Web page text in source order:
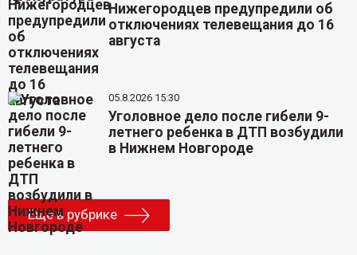
Нижегородцев предупредили об
отключениях телевещания до 16
августа
05.8.2026 15:30
Уголовное дело после гибели 9-
летнего ребенка в ДТП возбудили
в Нижнем Новгороде
Еще в рубрике